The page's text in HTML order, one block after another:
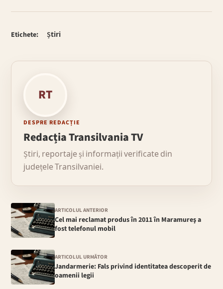
Etichete: Știri
RT
DESPRE REDACȚIE
Redacția Transilvania TV
Știri, reportaje și informații verificate din
județele Transilvaniei.
ARTICOLUL ANTERIOR
Cel mai reclamat produs în 2011 în Maramureş a
fost telefonul mobil
ARTICOLUL URMĂTOR
Jandarmerie: Fals privind identitatea descoperit de
oamenii legii